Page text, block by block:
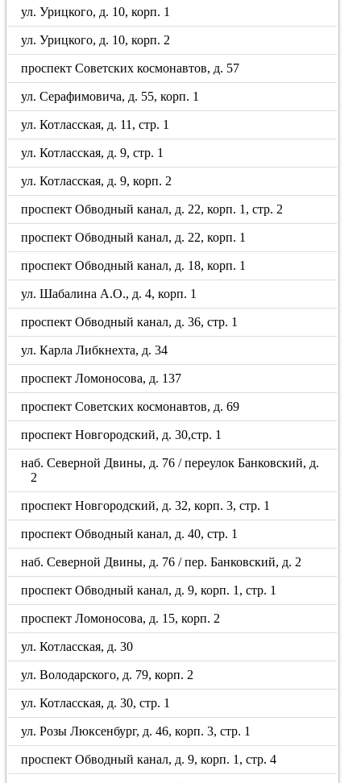
ул. Урицкого, д. 10, корп. 1
ул. Урицкого, д. 10, корп. 2
проспект Советских космонавтов, д. 57
ул. Серафимовича, д. 55, корп. 1
ул. Котласская, д. 11, стр. 1
ул. Котласская, д. 9, стр. 1
ул. Котласская, д. 9, корп. 2
проспект Обводный канал, д. 22, корп. 1, стр. 2
проспект Обводный канал, д. 22, корп. 1
проспект Обводный канал, д. 18, корп. 1
ул. Шабалина А.О., д. 4, корп. 1
проспект Обводный канал, д. 36, стр. 1
ул. Карла Либкнехта, д. 34
проспект Ломоносова, д. 137
проспект Советских космонавтов, д. 69
проспект Новгородский, д. 30,стр. 1
наб. Северной Двины, д. 76 / переулок Банковский, д.
2
проспект Новгородский, д. 32, корп. 3, стр. 1
проспект Обводный канал, д. 40, стр. 1
наб. Северной Двины, д. 76 / пер. Банковский, д. 2
проспект Обводный канал, д. 9, корп. 1, стр. 1
проспект Ломоносова, д. 15, корп. 2
ул. Котласская, д. 30
ул. Володарского, д. 79, корп. 2
ул. Котласская, д. 30, стр. 1
ул. Розы Люксенбург, д. 46, корп. 3, стр. 1
проспект Обводный канал, д. 9, корп. 1, стр. 4